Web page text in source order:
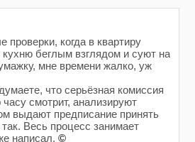
когда в квартиру
беглым взглядом и суют на
мне времени жалко, уж
что серьёзная комиссия
смотрит, анализируют
выдают предписание принять
Весь процесс занимает
написал. ©